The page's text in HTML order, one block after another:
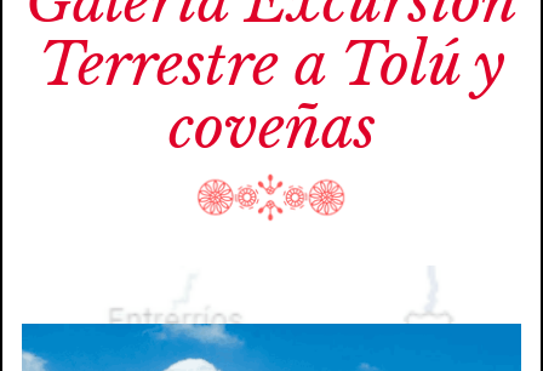
Terrestre a Tolú y
coveñas